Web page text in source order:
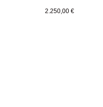
2.250,00€